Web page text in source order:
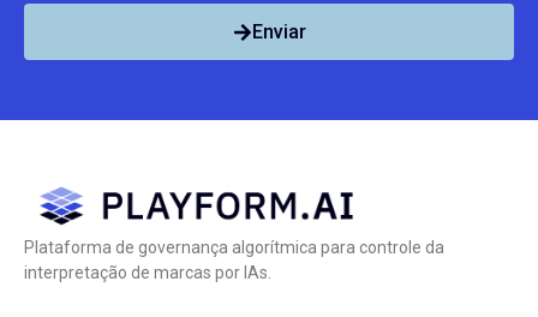
Enviar
Plataforma de governança algorítmica para controle da
interpretação de marcas por IAs.